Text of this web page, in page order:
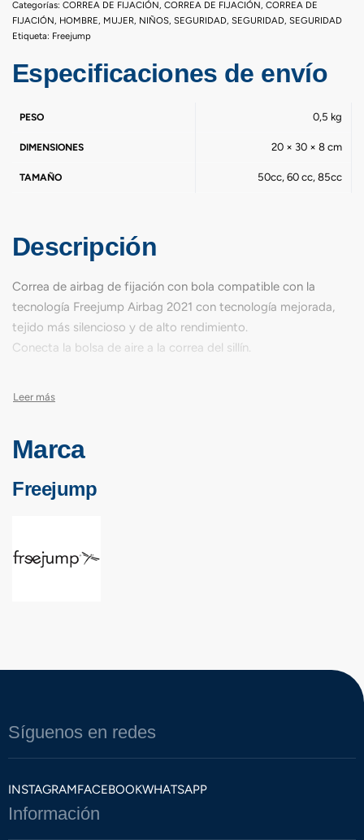
Categorías: CORREA DE FIJACIÓN, CORREA DE FIJACIÓN, CORREA DE
FIJACIÓN, HOMBRE, MUJER, NIÑOS, SEGURIDAD, SEGURIDAD, SEGURIDAD
Etiqueta: Freejump
Especificaciones de envío
PESO 0,5 kg
DIMENSIONES 20 × 30 × 8 cm
TAMAÑO 50cc, 60 cc, 85cc
Descripción
Correa de airbag de fijación con bola compatible con la
tecnología Freejump Airbag 2021 con tecnología mejorada,
tejido más silencioso y de alto rendimiento.
Conecta la bolsa de aire a la correa del sillín.
Marca
Freejump
Síguenos en redes
INSTAGRAMFACEBOOKWHATSAPP
Información